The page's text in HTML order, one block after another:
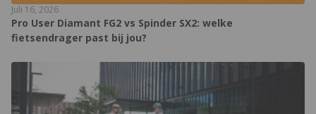
Juli 16, 2026
Pro User Diamant FG2 vs Spinder SX2: welke
fietsendrager past bij jou?